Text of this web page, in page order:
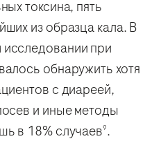
токсина, пять
из образца кала. В
при
обнаружить хотя
с диареей,
и иные методы
в 18% случаев9.